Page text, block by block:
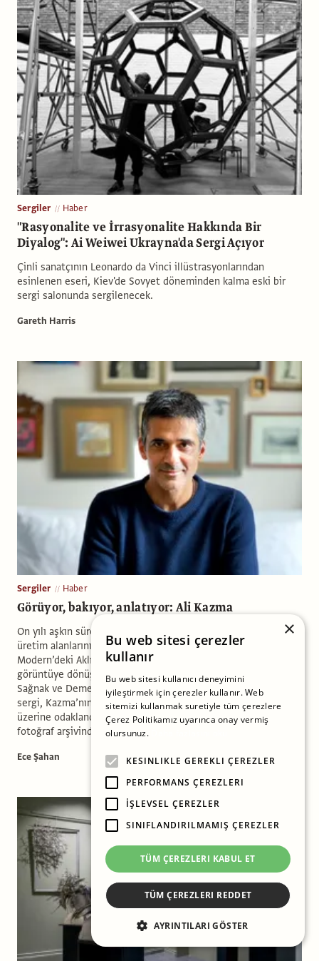
Sergiler Haber
"Rasyonalite ve İrrasyonalite Hakkında Bir
Diyalog": Ai Weiwei Ukrayna'da Sergi Açıyor
Çinli sanatçının Leonardo da Vinci illüstrasyonlarından
esinlenen eseri, Kiev'de Sovyet döneminden kalma eski bir
sergi salonunda sergilenecek.
Gareth Harris
Sergiler Haber
Görüyor, bakıyor, anlatıyor: Ali Kazma
On yılı aşkın süredir kitap, yazı, kütüphane gibi zihinsel
üretim alanlarının izini süren sanatçı Ali Kazma, İstanbul
Modern’deki Aklın Manzaraları sergisinde aklın izlerini
görüntüye dönüştürüyor. 1 Şubat 2026’ya kadar, Öykü Özsoy
Sağnak ve Demet Yıldız Dinçer küratörlüğünde devam eden
sergi, Kazma’nın 2010’lardan itibaren kitap ve edebiyat
üzerine odaklandığı çalışmalarını, video yapıtlarını ve geniş
fotoğraf arşivinden bir seçkiyi ağırlıyor.
Ece Şahan
×
Bu web sitesi çerezler
kullanır
Bu web sitesi kullanıcı deneyimini
iyileştirmek için çerezler kullanır. Web
sitemizi kullanmak suretiyle tüm çerezlere
Çerez Politikamız uyarınca onay vermiş
olursunuz.
KESINLIKLE GEREKLI ÇEREZLER
PERFORMANS ÇEREZLERI
İŞLEVSEL ÇEREZLER
SINIFLANDIRILMAMIŞ ÇEREZLER
TÜM ÇEREZLERI KABUL ET
TÜM ÇEREZLERI REDDET
AYRINTILARI GÖSTER